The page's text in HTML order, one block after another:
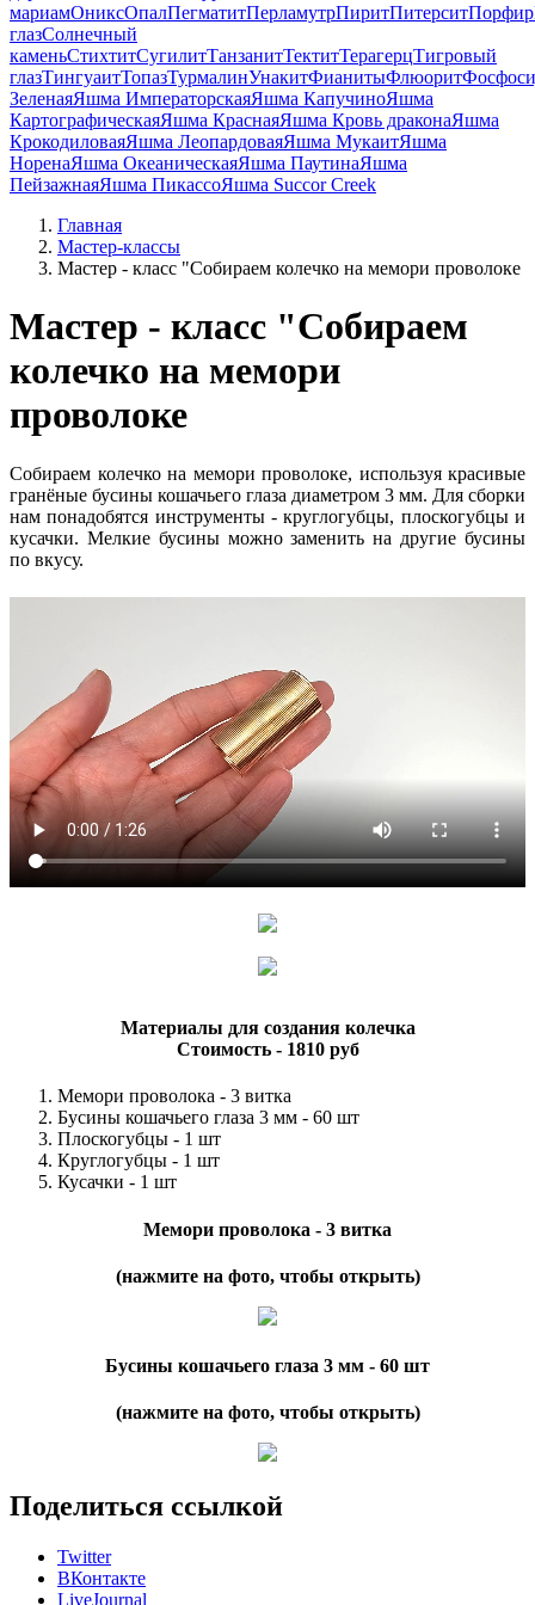
мариамОниксОпалПегматитПерламутрПиритПитерситПорфир
глазСолнечный
каменьСтихтитСугилитТанзанитТектитТерагерцТигровый
глазТингуаитТопазТурмалинУнакитФианитыФлюорит
ЗеленаяЯшма ИмператорскаяЯшма КапучиноЯшма
КартографическаяЯшма КраснаяЯшма Кровь драконаЯшма
КрокодиловаяЯшма ЛеопардоваяЯшма МукаитЯшма
НоренаЯшма ОкеаническаяЯшма ПаутинаЯшма
ПейзажнаяЯшма ПикассоЯшма Succor Creek
Главная
Мастер-классы
Мастер - класс "Собираем колечко на мемори проволоке
Мастер - класс "Собираем
колечко на мемори
проволоке
Собираем колечко на мемори проволоке, используя красивые
гранёные бусины кошачьего глаза диаметром 3 мм. Для сборки
нам понадобятся инструменты - круглогубцы, плоскогубцы и
кусачки. Мелкие бусины можно заменить на другие бусины
по вкусу.
Материалы для создания колечка
Стоимость - 1810 руб
Мемори проволока - 3 витка
Бусины кошачьего глаза 3 мм - 60 шт
Плоскогубцы - 1 шт
Круглогубцы - 1 шт
Кусачки - 1 шт
Мемори проволока - 3 витка
(нажмите на фото, чтобы открыть)
Бусины кошачьего глаза 3 мм - 60 шт
(нажмите на фото, чтобы открыть)
Поделиться ссылкой
Twitter
ВКонтакте
LiveJournal